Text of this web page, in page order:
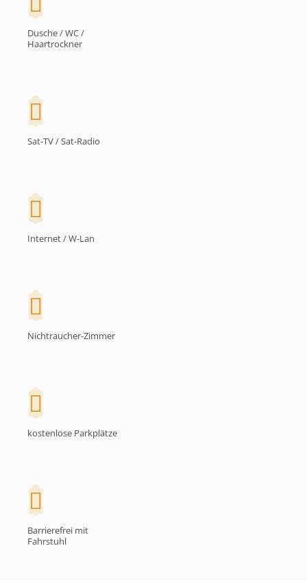
Dusche / WC /
Haartrockner
Sat-TV / Sat-Radio
Internet / W-Lan
Nichtraucher-Zimmer
kostenlose Parkplätze
Barrierefrei mit
Fahrstuhl